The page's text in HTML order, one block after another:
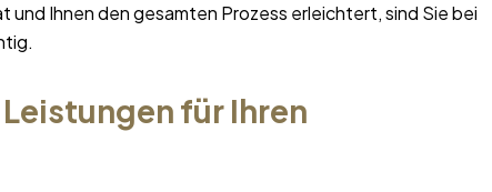
und Ihnen den gesamten Prozess erleichtert, sind Sie bei
für Ihren